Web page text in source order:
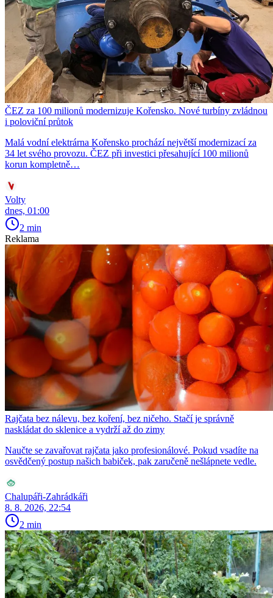
ČEZ za 100 milionů modernizuje Kořensko. Nové turbíny zvládnou
i poloviční průtok
Malá vodní elektrárna Kořensko prochází největší modernizací za
34 let svého provozu. ČEZ při investici přesahující 100 milionů
korun kompletně…
Volty
dnes, 01:00
2 min
Reklama
Rajčata bez nálevu, bez koření, bez ničeho. Stačí je správně
naskládat do sklenice a vydrží až do zimy
Naučte se zavařovat rajčata jako profesionálové. Pokud vsadíte na
osvědčený postup našich babiček, pak zaručeně nešlápnete vedle.
Chalupáři-Zahrádkáři
8. 8. 2026, 22:54
2 min